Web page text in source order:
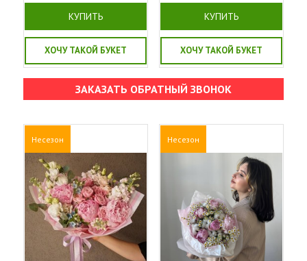
КУПИТЬ
ХОЧУ ТАКОЙ БУКЕТ
КУПИТЬ
ХОЧУ ТАКОЙ БУКЕТ
ЗАКАЗАТЬ ОБРАТНЫЙ ЗВОНОК
Несезон Несезон